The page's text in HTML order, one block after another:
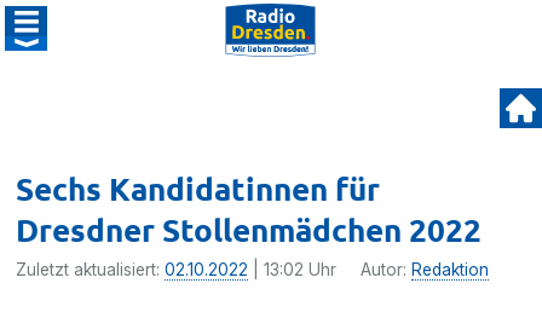
Sechs Kandidatinnen für
Dresdner Stollenmädchen 2022
Zuletzt aktualisiert:02.10.2022 | 13:02 Uhr Autor: Redaktion